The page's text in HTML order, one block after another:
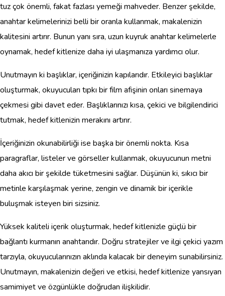
tuz çok önemli, fakat fazlası yemeği mahveder. Benzer şekilde,
anahtar kelimelerinizi belli bir oranla kullanmak, makalenizin
kalitesini artırır. Bunun yanı sıra, uzun kuyruk anahtar kelimelerle
oynamak, hedef kitlenize daha iyi ulaşmanıza yardımcı olur.
Unutmayın ki başlıklar, içeriğinizin kapılarıdır. Etkileyici başlıklar
oluşturmak, okuyucuları tıpkı bir film afişinin onları sinemaya
çekmesi gibi davet eder. Başlıklarınızı kısa, çekici ve bilgilendirici
tutmak, hedef kitlenizin merakını artırır.
İçeriğinizin okunabilirliği ise başka bir önemli nokta. Kısa
paragraflar, listeler ve görseller kullanmak, okuyucunun metni
daha akıcı bir şekilde tüketmesini sağlar. Düşünün ki, sıkıcı bir
metinle karşılaşmak yerine, zengin ve dinamik bir içerikle
buluşmak isteyen biri sizsiniz.
Yüksek kaliteli içerik oluşturmak, hedef kitlenizle güçlü bir
bağlantı kurmanın anahtarıdır. Doğru stratejiler ve ilgi çekici yazım
tarzıyla, okuyucularınızın aklında kalacak bir deneyim sunabilirsiniz.
Unutmayın, makalenizin değeri ve etkisi, hedef kitlenize yansıyan
samimiyet ve özgünlükle doğrudan ilişkilidir.